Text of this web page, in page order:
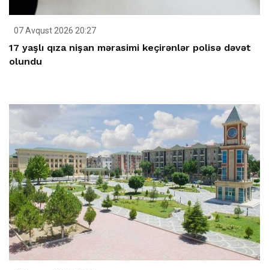
07 Avqust 2026 20:27
17 yaşlı qıza nişan mərasimi keçirənlər polisə dəvət
olundu